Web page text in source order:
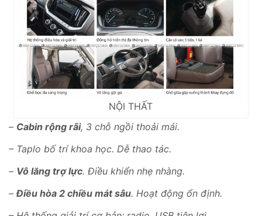
NỘI THẤT
– Cabin rộng rãi, 3 chỗ ngồi thoải mái.
– Taplo bố trí khoa học. Dễ thao tác.
– Vô lăng trợ lực. Điều khiển nhẹ nhàng.
–Điều hòa 2 chiều mát sâu. Hoạt động ổn định.